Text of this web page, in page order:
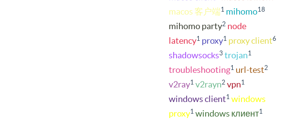
macos 客户端1 mihomo18
mihomo party2 node
latency1 proxy1 proxy client6
shadowsocks3 trojan1
troubleshooting1 url-test2
v2ray1 v2rayn2 vpn1
windows client1 windows
proxy1 windows клиент1